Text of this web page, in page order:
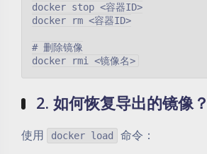
docker stop <容器ID>
docker rm <容器ID>
# 删除镜像
2. 如何恢复导出的镜像？
使用 docker load 命令：